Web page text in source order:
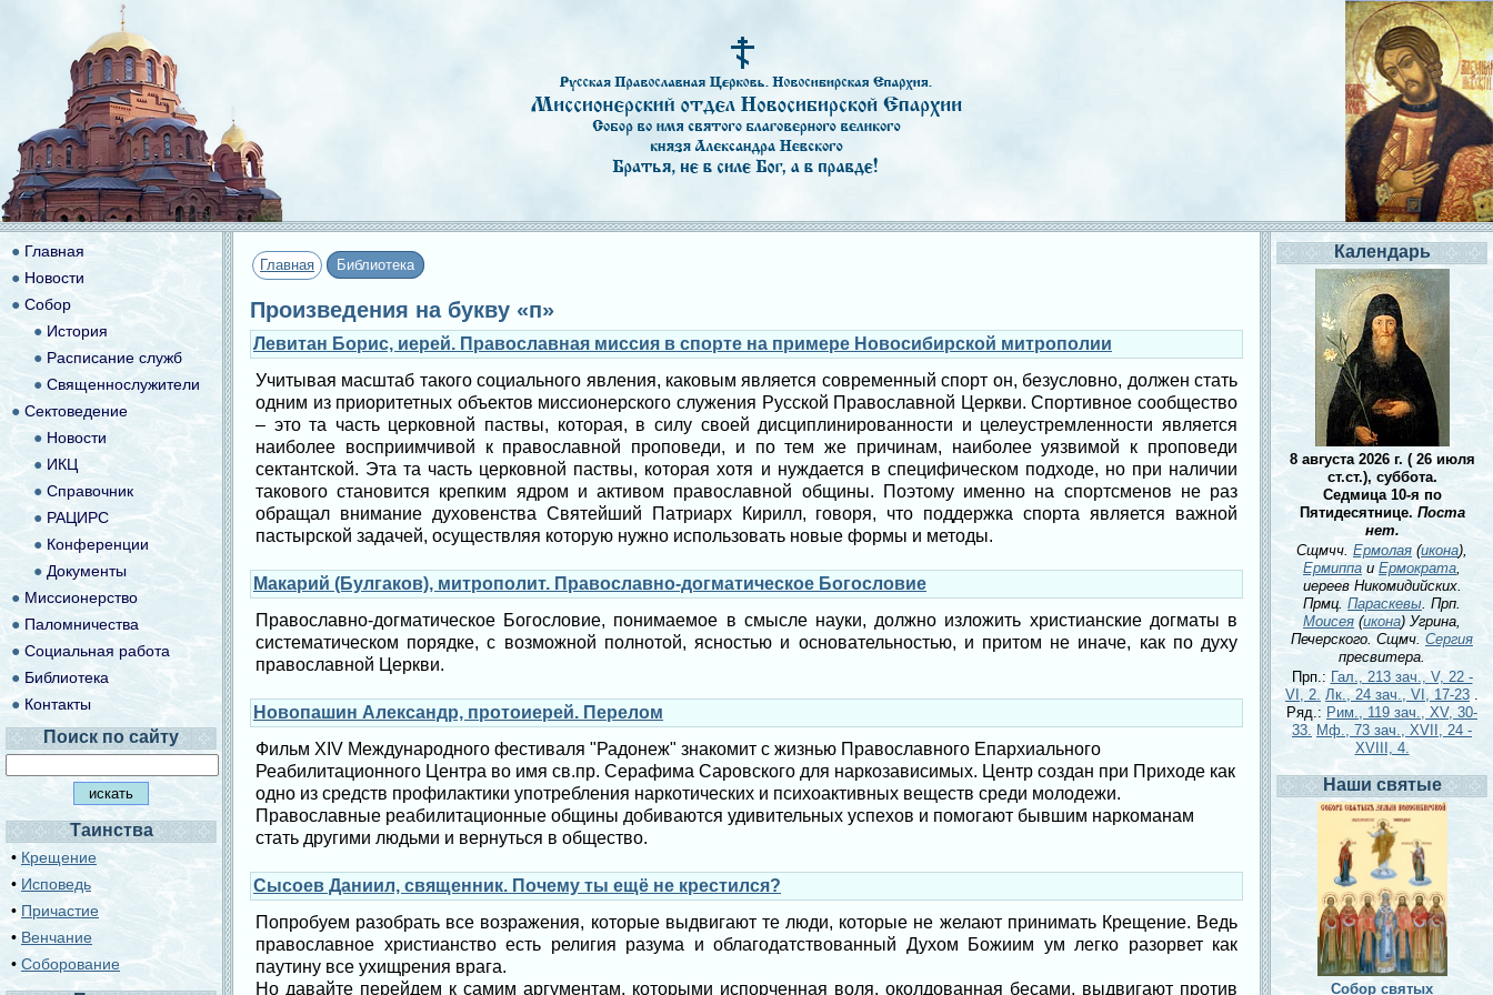
Главная Библиотека
Произведения на букву «п»
Левитан Борис, иерей. Православная миссия в спорте на примере Новосибирской митрополии
Учитывая масштаб такого социального явления, каковым является современный спорт он, безусловно, должен стать
одним из приоритетных объектов миссионерского служения Русской Православной Церкви. Спортивное сообщество
– это та часть церковной паствы, которая, в силу своей дисциплинированности и целеустремленности является
наиболее восприимчивой к православной проповеди, и по тем же причинам, наиболее уязвимой к проповеди
сектантской. Эта та часть церковной паствы, которая хотя и нуждается в специфическом подходе, но при наличии
такового становится крепким ядром и активом православной общины. Поэтому именно на спортсменов не раз
обращал внимание духовенства Святейший Патриарх Кирилл, говоря, что поддержка спорта является важной
пастырской задачей, осуществляя которую нужно использовать новые формы и методы.
Макарий (Булгаков), митрополит. Православно-догматическое Богословие
Православно-догматическое Богословие, понимаемое в смысле науки, должно изложить христианские догматы в
систематическом порядке, с возможной полнотой, ясностью и основательностью, и притом не иначе, как по духу
православной Церкви.
Новопашин Александр, протоиерей. Перелом
Фильм XIV Международного фестиваля "Радонеж" знакомит с жизнью Православного Епархиального
Реабилитацион­ного Центра во имя св.пр. Серафима Саровского для наркозависимых. Центр создан при Приходе как
одно из средств профилактики употребления наркотических и психоактивных веществ среди молодежи.
Православные реабилитационные общины добиваются удивительных успехов и помогают бывшим наркоманам
стать другими людьми и вернуться в общество.
Сысоев Даниил, священник. Почему ты ещё не крестился?
Попробуем разобрать все возражения, которые выдвигают те люди, которые не желают принимать Крещение. Ведь
православное христианство есть религия разума и облагодатствованный Духом Божиим ум легко разорвет как
паутину все ухищрения врага.
Но давайте перейдем к самим аргументам, которыми испорченная воля, околдованная бесами, выдвигают против
● Главная
● Новости
● Собор
● История
● Расписание служб
● Священнослужители
● Сектоведение
● Новости
●ИКЦ
● Справочник
● РАЦИРС
● Конференции
● Документы
●Миссионерство
● Паломничества
●Социальная работа
● Библиотека
● Контакты
Поиск по сайту
Таинства
• Крещение
• Исповедь
• Причастие
• Венчание
• Соборование
Календарь
8 августа 2026 г. ( 26 июля
ст.ст.), суббота.
Седмица 10-я по
Пятидесятнице. Поста
нет.
Сщмчч. Ермолая (икона),
Ермиппа и Ермократа,
иереев Никомидийских.
Прмц.Параскевы. Прп.
Моисея (икона) Угрина,
Печерского. Сщмч. Сергия
пресвитера.
Прп.: Гал., 213 зач., V, 22 -
VI, 2. Лк., 24 зач., VI, 17-23 .
Ряд.: Рим., 119 зач., XV, 30-
33. Мф., 73 зач., XVII, 24 -
XVIII, 4.
Наши святые
Собор святых